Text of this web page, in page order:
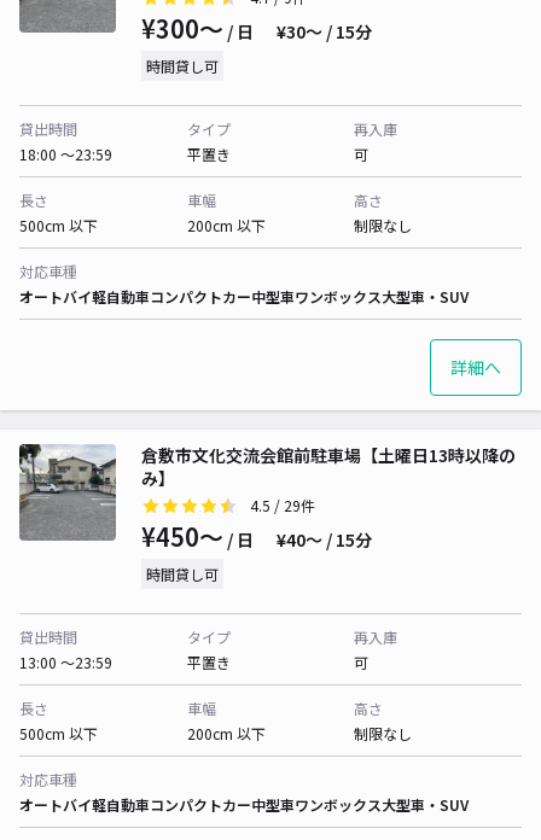
¥300〜 / 日 ¥30〜 / 15分
時間貸し可
貸出時間
18:00 〜23:59
タイプ
平置き
再入庫
可
長さ
500cm 以下
車幅
200cm 以下
高さ
制限なし
対応車種
オートバイ軽自動車コンパクトカー中型車ワンボックス大型車・SUV
詳細へ
倉敷市文化交流会館前駐車場【土曜日13時以降の
み】
4.5 / 29件
¥450〜 / 日 ¥40〜 / 15分
時間貸し可
貸出時間
13:00 〜23:59
タイプ
平置き
再入庫
可
長さ
500cm 以下
車幅
200cm 以下
高さ
制限なし
対応車種
オートバイ軽自動車コンパクトカー中型車ワンボックス大型車・SUV